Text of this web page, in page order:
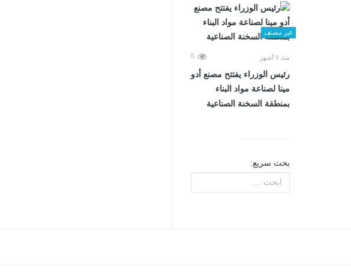
غير مصنف
منذ 9 أشهر 0
رئيس الوزراء يفتتح مصنع أدو
مينا لصناعة مواد البناء
بمنطقة السخنة الصناعية
بحث سريع: